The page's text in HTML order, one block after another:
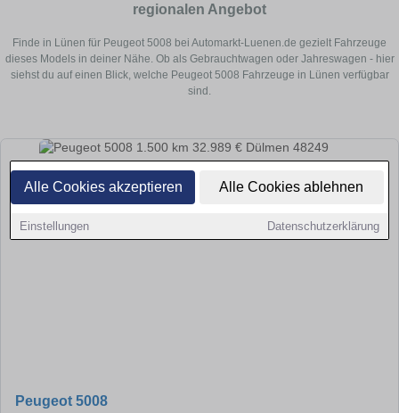
Alle Cookies akzeptieren Alle Cookies ablehnen
Einstellungen Datenschutzerklärung
regionalen Angebot
Finde in Lünen für Peugeot 5008 bei Automarkt-Luenen.de gezielt Fahrzeuge
dieses Models in deiner Nähe. Ob als Gebrauchtwagen oder Jahreswagen - hier
siehst du auf einen Blick, welche Peugeot 5008 Fahrzeuge in Lünen verfügbar
sind.
Peugeot 5008